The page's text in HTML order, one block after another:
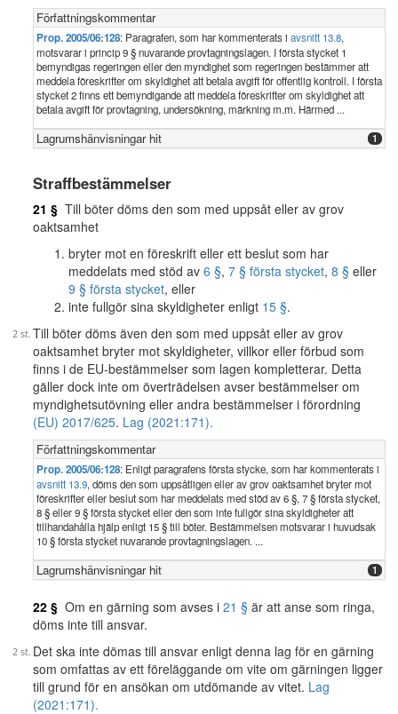
Författningskommentar
Prop. 2005/06:128: Paragrafen, som har kommenterats i avsnitt 13.8,
motsvarar i princip 9 § nuvarande provtagningslagen. I första stycket 1
bemyndigas regeringen eller den myndighet som regeringen bestämmer att
meddela föreskrifter om skyldighet att betala avgift för offentlig kontroll. I första
stycket 2 finns ett bemyndigande att meddela föreskrifter om skyldighet att
betala avgift för provtagning, undersökning, märkning m.m. Härmed ...
Lagrumshänvisningar hit 1
Straffbestämmelser
21 § Till böter döms den som med uppsåt eller av grov
oaktsamhet
bryter mot en föreskrift eller ett beslut som har
meddelats med stöd av 6 §, 7 § första stycket, 8 § eller
9 § första stycket, eller
inte fullgör sina skyldigheter enligt 15 §.
Till böter döms även den som med uppsåt eller av grov
oaktsamhet bryter mot skyldigheter, villkor eller förbud som
finns i de EU-bestämmelser som lagen kompletterar. Detta
gäller dock inte om överträdelsen avser bestämmelser om
myndighetsutövning eller andra bestämmelser i förordning
(EU) 2017/625. Lag (2021:171).
Författningskommentar
Prop. 2005/06:128: Enligt paragrafens första stycke, som har kommenterats i
avsnitt 13.9, döms den som uppsåtligen eller av grov oaktsamhet bryter mot
föreskrifter eller beslut som har meddelats med stöd av 6 §, 7 § första stycket,
8 § eller 9 § första stycket eller den som inte fullgör sina skyldigheter att
tillhandahålla hjälp enligt 15 § till böter. Bestämmelsen motsvarar i huvudsak
10 § första stycket nuvarande provtagningslagen. ...
Lagrumshänvisningar hit 1
22 § Om en gärning som avses i 21 § är att anse som ringa,
döms inte till ansvar.
Det ska inte dömas till ansvar enligt denna lag för en gärning
som omfattas av ett föreläggande om vite om gärningen ligger
till grund för en ansökan om utdömande av vitet. Lag
(2021:171).